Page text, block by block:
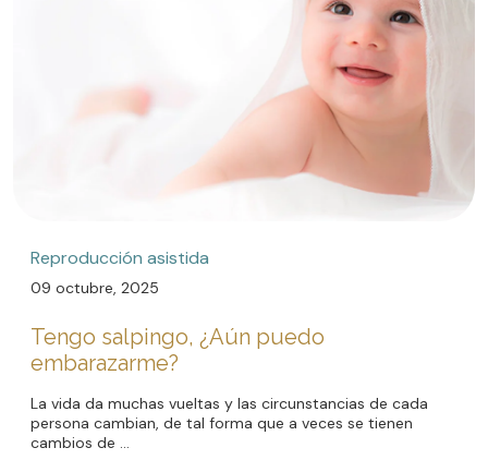
Reproducción asistida
09 octubre, 2025
Tengo salpingo, ¿Aún puedo
embarazarme?
La vida da muchas vueltas y las circunstancias de cada
persona cambian, de tal forma que a veces se tienen
cambios de ...